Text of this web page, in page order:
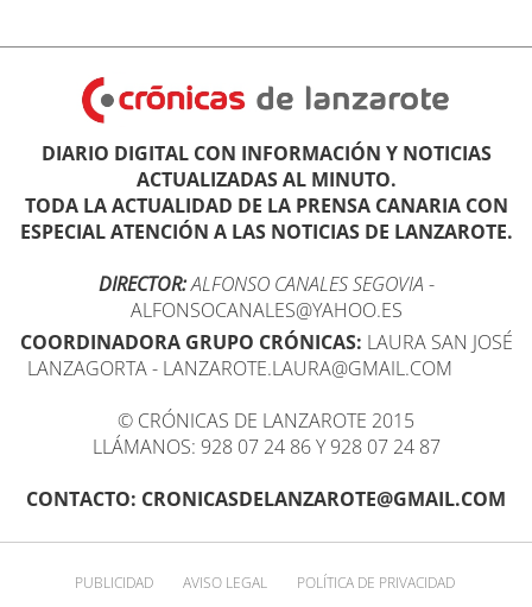
DIARIO DIGITAL CON INFORMACIÓN Y NOTICIAS
ACTUALIZADAS AL MINUTO.
TODA LA ACTUALIDAD DE LA PRENSA CANARIA CON
ESPECIAL ATENCIÓN A LAS NOTICIAS DE LANZAROTE.
DIRECTOR:ALFONSO CANALES SEGOVIA -
ALFONSOCANALES@YAHOO.ES
COORDINADORA GRUPO CRÓNICAS: LAURA SAN JOSÉ
LANZAGORTA - LANZAROTE.LAURA@GMAIL.COM
© CRÓNICAS DE LANZAROTE 2015
LLÁMANOS: 928 07 24 86 Y 928 07 24 87
CONTACTO: CRONICASDELANZAROTE@GMAIL.COM
PUBLICIDAD AVISO LEGAL POLÍTICA DE PRIVACIDAD